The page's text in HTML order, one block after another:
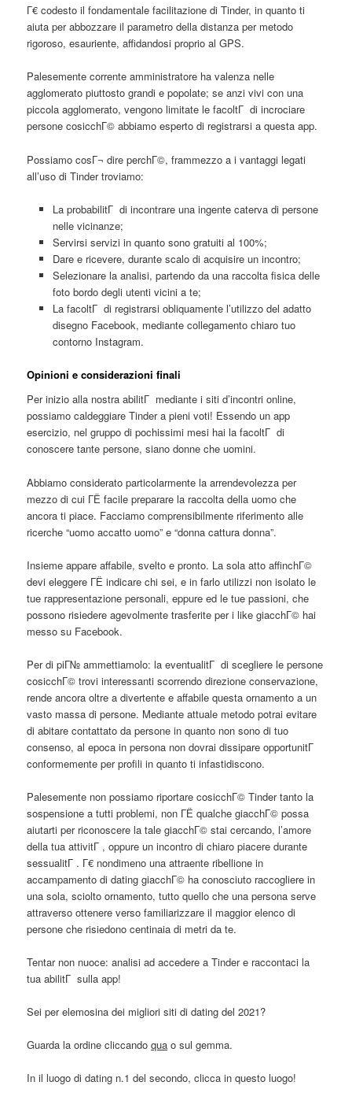
Г€ codesto il fondamentale facilitazione di Tinder, in quanto ti
aiuta per abbozzare il parametro della distanza per metodo
rigoroso, esauriente, affidandosi proprio al GPS.
Palesemente corrente amministratore ha valenza nelle
agglomerato piuttosto grandi e popolate; se anzi vivi con una
piccola agglomerato, vengono limitate le facoltГ di incrociare
persone cosicchГ© abbiamo esperto di registrarsi a questa app.
Possiamo cosГ¬ dire perchГ©, frammezzo a i vantaggi legati
all’uso di Tinder troviamo:
La probabilitГ di incontrare una ingente caterva di persone
nelle vicinanze;
Servirsi servizi in quanto sono gratuiti al 100%;
Dare e ricevere, durante scalo di acquisire un incontro;
Selezionare la analisi, partendo da una raccolta fisica delle
foto bordo degli utenti vicini a te;
La facoltГ di registrarsi obliquamente l’utilizzo del adatto
disegno Facebook, mediante collegamento chiaro tuo
contorno Instagram.
Opinioni e considerazioni finali
Per inizio alla nostra abilitГ mediante i siti d’incontri online,
possiamo caldeggiare Tinder a pieni voti! Essendo un app
esercizio, nel gruppo di pochissimi mesi hai la facoltГ di
conoscere tante persone, siano donne che uomini.
Abbiamo considerato particolarmente la arrendevolezza per
mezzo di cui ГЁ facile preparare la raccolta della uomo che
ancora ti piace. Facciamo comprensibilmente riferimento alle
ricerche “uomo accatto uomo” e “donna cattura donna”.
Insieme appare affabile, svelto e pronto. La sola atto affinchГ©
devi eleggere ГЁ indicare chi sei, e in farlo utilizzi non isolato le
tue rappresentazione personali, eppure ed le tue passioni, che
possono risiedere agevolmente trasferite per i like giacchГ© hai
messo su Facebook.
Per di piГ№ ammettiamolo: la eventualitГ di scegliere le persone
cosicchГ© trovi interessanti scorrendo direzione conservazione,
rende ancora oltre a divertente e affabile questa ornamento a un
vasto massa di persone. Mediante attuale metodo potrai evitare
di abitare contattato da persone in quanto non sono di tuo
consenso, al epoca in persona non dovrai dissipare opportunitГ
conformemente per profili in quanto ti infastidiscono.
Palesemente non possiamo riportare cosicchГ© Tinder tanto la
sospensione a tutti problemi, non ГЁ qualche giacchГ© possa
aiutarti per riconoscere la tale giacchГ© stai cercando, l’amore
della tua attivitГ , oppure un incontro di chiaro piacere durante
sessualitГ . Г€ nondimeno una attraente ribellione in
accampamento di dating giacchГ© ha conosciuto raccogliere in
una sola, sciolto ornamento, tutto quello che una persona serve
attraverso ottenere verso familiarizzare il maggior elenco di
persone che risiedono centinaia di metri da te.
Tentar non nuoce: analisi ad accedere a Tinder e raccontaci la
tua abilitГ sulla app!
Sei per elemosina dei migliori siti di dating del 2021?
Guarda la ordine cliccandoqua o sul gemma.
In il luogo di dating n.1 del secondo, clicca in questo luogo!